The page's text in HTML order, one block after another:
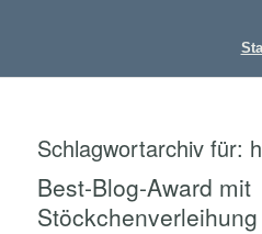
Schlagwortarchiv für:
Best-Blog-Award mit
Stöckchenverleihung